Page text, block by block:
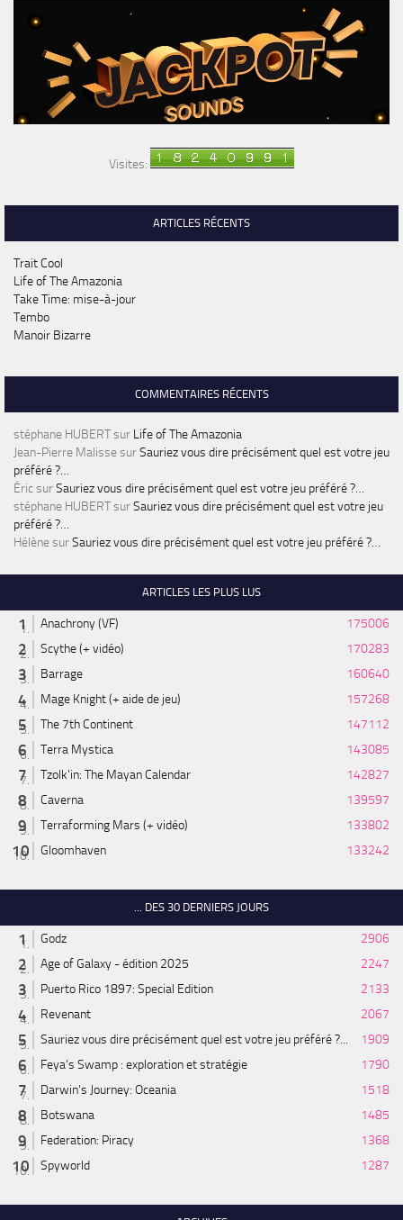
Visites:
ARTICLES RÉCENTS
Trait Cool
Life of The Amazonia
Take Time: mise-à-jour
Tembo
Manoir Bizarre
COMMENTAIRES RÉCENTS
stéphane HUBERTsur Life of The Amazonia
Jean-Pierre MalissesurSauriez vous dire précisément quel est votre jeu
préféré ?…
ÉricsurSauriez vous dire précisément quel est votre jeu préféré ?…
stéphane HUBERTsurSauriez vous dire précisément quel est votre jeu
préféré ?…
HélènesurSauriez vous dire précisément quel est votre jeu préféré ?…
ARTICLES LES PLUS LUS
Anachrony (VF)
175006
Scythe (+ vidéo)
170283
Barrage
160640
Mage Knight (+ aide de jeu)
157268
The 7th Continent
147112
Terra Mystica
143085
Tzolk'in: The Mayan Calendar
142827
Caverna
139597
Terraforming Mars (+ vidéo)
133802
Gloomhaven
133242
... DES 30 DERNIERS JOURS
Godz
2906
Age of Galaxy - édition 2025
2247
Puerto Rico 1897: Special Edition
2133
Revenant
2067
Sauriez vous dire précisément quel est votre jeu préféré ?...
1909
Feya’s Swamp : exploration et stratégie
1790
Darwin's Journey: Oceania
1518
Botswana
1485
Federation: Piracy
1368
Spyworld
1287